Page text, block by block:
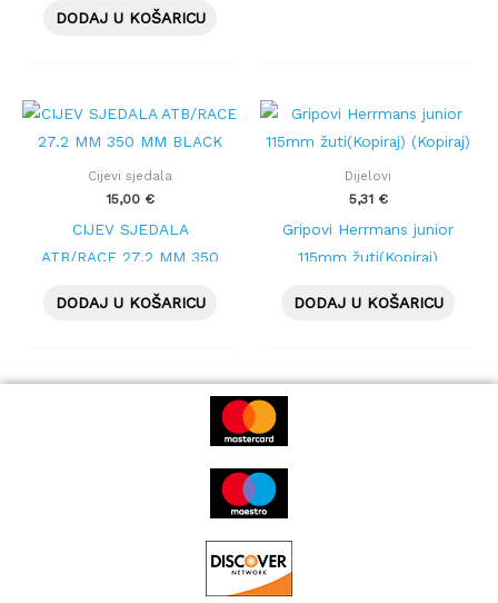
DODAJ U KOŠARICU
Cijevi sjedala
15,00 €
CIJEV SJEDALA
ATB/RACE 27.2 MM 350
DODAJ U KOŠARICU
Dijelovi
5,31 €
Gripovi Herrmans junior
115mm žuti(Kopiraj)
DODAJ U KOŠARICU